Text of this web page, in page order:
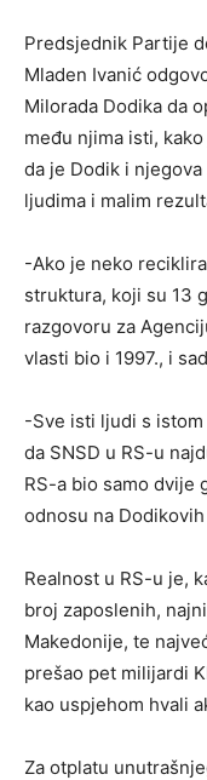
Predsjednik Partije
Mladen Ivanić
Milorada Dodika da
među njima isti,
da je Dodik i
ljudima i malim
-Ako je neko
struktura, koji su 13
razgovoru za
vlasti bio i 1997., i
-Sve isti ljudi s
da SNSD u RS-u
RS-a bio samo dvije
odnosu na
Realnost u RS-u je,
broj zaposlenih,
Makedonije, te
prešao pet milijardi
kao uspjehom hvali
Za otplatu